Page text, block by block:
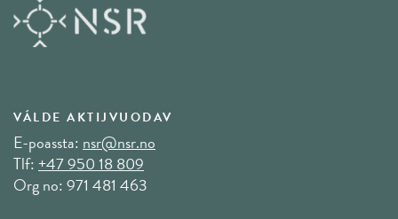
VÁLDE AKTIJVUODAV
E-poassta: nsr@nsr.no
Tlf:+47 950 18 809
Org no: 971 481 463